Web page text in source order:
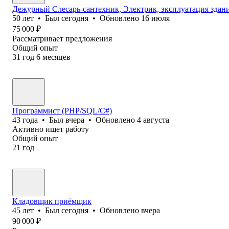
Дежурный Слесарь-сантехник, Электрик, эксплуатация
50 лет • Был сегодня • Обновлено 16 июля
75 000 ₽
Рассматривает предложения
Общий опыт
31 год 6 месяцев
Программист (PHP/SQL/C#)
43 года • Был вчера • Обновлено 4 августа
Активно ищет работу
Общий опыт
21 год
Кладовщик приёмщик
45 лет • Был сегодня • Обновлено вчера
90 000 ₽